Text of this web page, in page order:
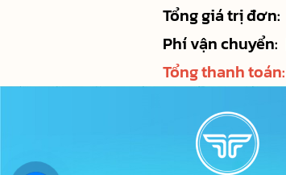
Tổng giá trị đơn:
Phí vận chuyển:
Tổng thanh toán: